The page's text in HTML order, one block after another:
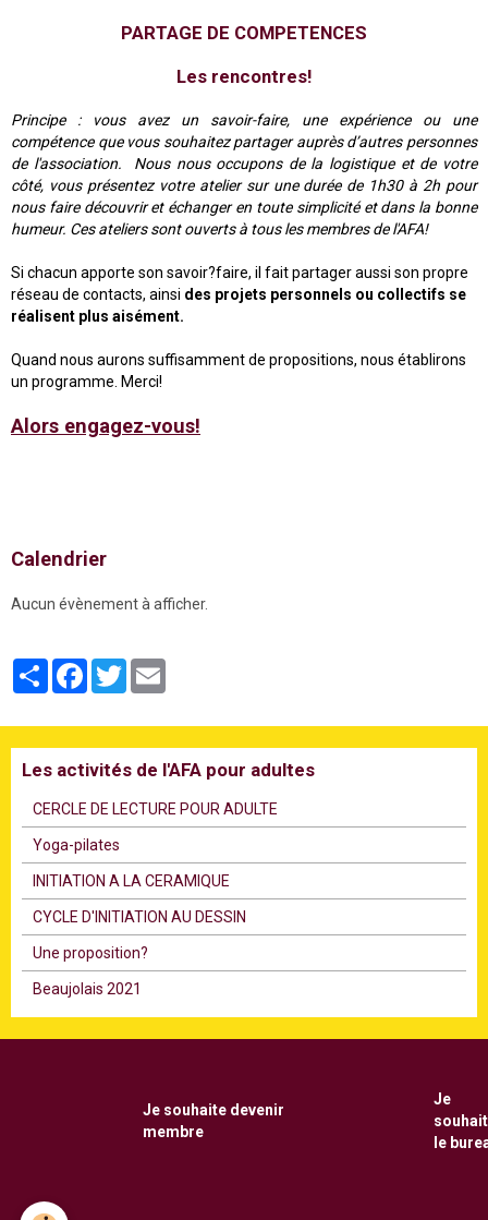
PARTAGE DE COMPETENCES
Les rencontres!
Principe : vous avez un savoir-faire, une expérience ou une
compétence que vous souhaitez partager auprès d’autres personnes
de l'association. Nous nous occupons de la logistique et de votre
côté, vous présentez votre atelier sur une durée de 1h30 à 2h pour
nous faire découvrir et échanger en toute simplicité et dans la bonne
humeur. Ces ateliers sont ouverts à tous les membres de l'AFA!
Si chacun apporte son savoir?faire, il fait partager aussi son propre
réseau de contacts, ainsi des projets personnels ou collectifs se
réalisent plus aisément.
Quand nous aurons suffisamment de propositions, nous établirons
un programme. Merci!
Alors engagez-vous!
Calendrier
Aucun évènement à afficher.
PartagerFacebook
Twitter
Les activités de l'AFA pour adultes
CERCLE DE LECTURE POUR ADULTE
Υoga-pilates
INITIATION A LA CERAMIQUE
CYCLE D'INITIATION AU DESSIN
Une proposition?
Beaujolais 2021
Je souhaite devenir
membre
Je
le